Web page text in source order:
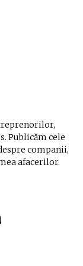
Publicăm cele
companii,
afacerilor.